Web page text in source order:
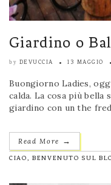
Giardino o
by DEVUCCIA 13 MAGGIO
Buongiorno Ladies,
calda. La cosa più bella
giardino con un the
Read More →
CIAO, BENVENUTO SUL